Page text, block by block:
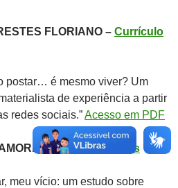
FLORIANO – Currículo
postar… é mesmo viver? Um
de experiência a partir
redes sociais.”Acesso em PDF
– Currículo Lattes
meu vício: um estudo sobre